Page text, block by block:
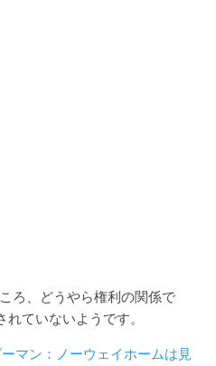
ろ、どうやら権利の関係で
ていないようです。
マン：ノーウェイホームは見